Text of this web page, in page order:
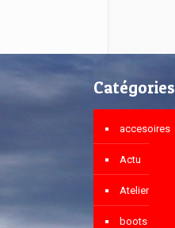
Catégories
accesoires
Actu
Atelier
boots